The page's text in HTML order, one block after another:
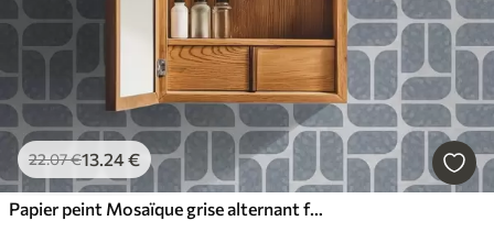
22.07€13.24€
Papier peint Mosaïque grise alternant formes arrondies et rectangulaires